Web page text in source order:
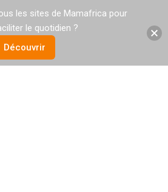
les sites de Mamafrica pour
le quotidien ?
Découvrir